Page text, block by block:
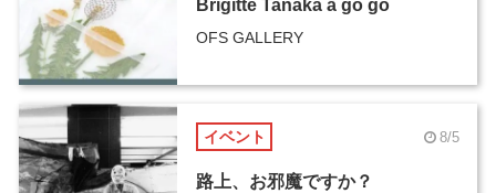
Brigitte Tanaka ā go go
OFS GALLERY
イベント 8/5
路上、お邪魔ですか？